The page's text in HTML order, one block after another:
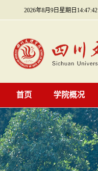
2026年8月9日星期日14:47:42
首页 学院概况